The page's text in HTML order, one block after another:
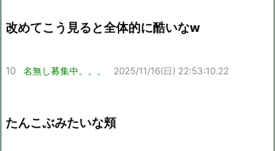
改めてこう見ると全体的に酷いなw
10 名無し募集中。。。 2025/11/16(日) 22:53:10.22
たんこぶみたいな頬